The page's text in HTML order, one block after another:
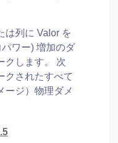
は列に Valor を
ワー) 増加のダ
クします。 次
クされたすべて
ージ）物理ダメ